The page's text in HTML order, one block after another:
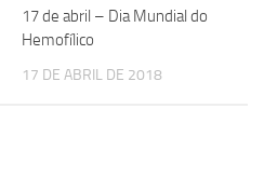
17 de abril – Dia Mundial do
Hemofílico
17 DE ABRIL DE 2018